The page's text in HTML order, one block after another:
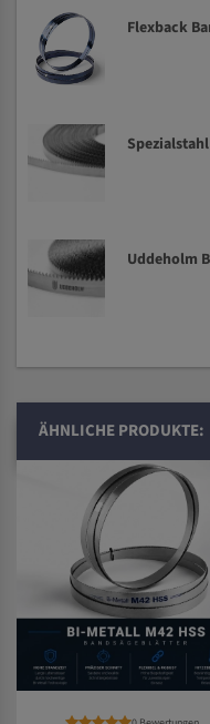
Flexback
Uddeholm
ÄHNLICHE PRODUKTE: